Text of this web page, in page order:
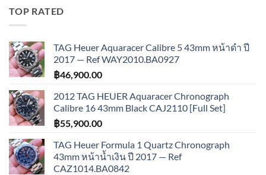
TOP RATED
TAG Heuer Aquaracer Calibre 5 43mm หน้าดำ ปี
2017 — Ref WAY2010.BA0927
฿46,900.00
2012 TAG HEUER Aquaracer Chronograph
Calibre 16 43mm Black CAJ2110 [Full Set]
฿55,900.00
TAG Heuer Formula 1 Quartz Chronograph
43mm หน้าน้ำเงิน ปี 2017 — Ref
CAZ1014.BA0842